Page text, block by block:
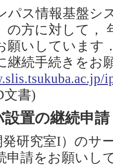
パス情報基盤シ
の方に対して
願いしています
継続手続きをお
文書)
設置の継続申
発研究室I）のサ
申請をお願いし